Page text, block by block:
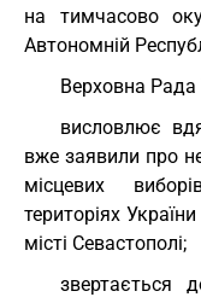
на тимчасово
Автономній
Верховна Рада
висловлює
вже заявили про
місцевих
територіях
місті Севастополі;
звертається